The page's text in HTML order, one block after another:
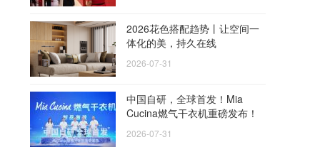
2026花色搭配趋势丨让空间一
体化的美，持久在线
2026-07-31
中国自研，全球首发！Mia
Cucina燃气干衣机重磅发布！
2026-07-31